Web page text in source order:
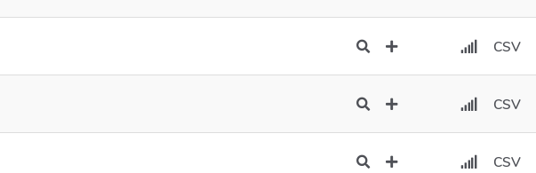
CSV
CSV
CSV